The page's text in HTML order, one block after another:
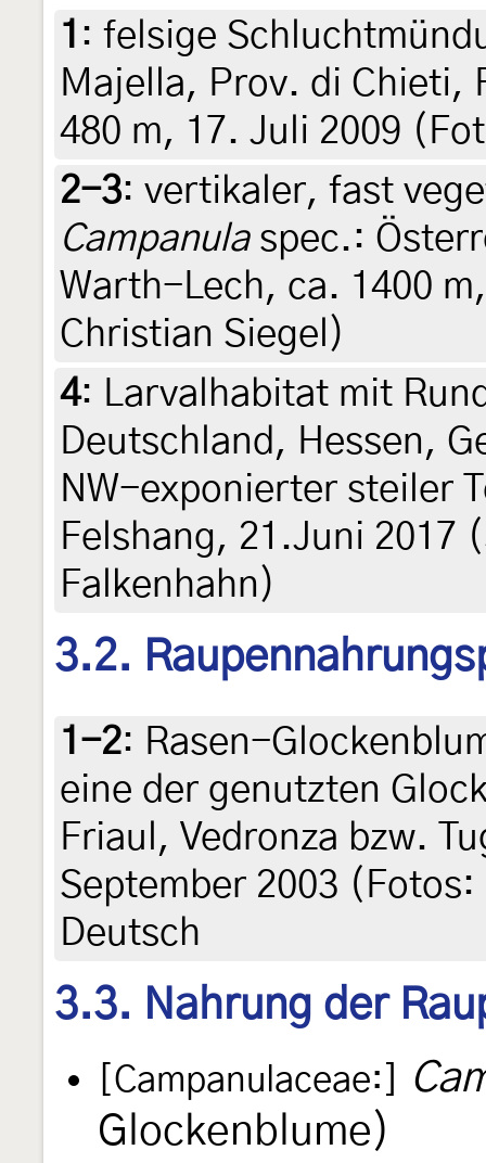
1 : felsige
Majella, Prov. di Chieti,
480 m, 17. Juli 2009
2-3: vertikaler, fast
Campanulaspec.:
Warth-Lech, ca. 1400
Christian Siegel)
4: Larvalhabitat mit
Deutschland, Hessen,
NW-exponierter steiler
Felshang, 21.Juni 2017
Falkenhahn)
3.2.
1-2: Rasen-
eine der genutzten
Friaul, Vedronza bzw.
September 2003
Deutsch
3.3. Nahrung der
[Campanulaceae:]
Glockenblume)